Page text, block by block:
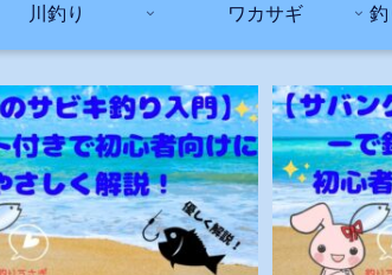
川釣り ワカサギ 釣